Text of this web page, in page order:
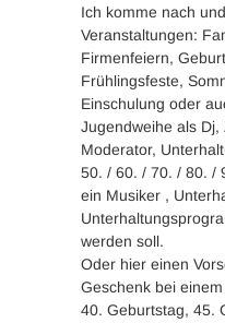
Ich komme nach
Veranstaltungen:
Firmenfeiern,
Frühlingsfeste,
Einschulung oder
Jugendweihe als Dj,
Moderator,
50. / 60. / 70. / 80. /
ein Musiker ,
werden soll.
Oder hier einen
Geschenk bei
40. Geburtstag, 45.